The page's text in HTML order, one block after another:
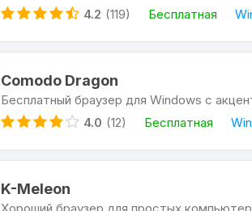
4.2 (119) Бесплатная
Comodo Dragon
Бесплатный браузер для Windows с
4.0 (12) Бесплатная
K-Meleon